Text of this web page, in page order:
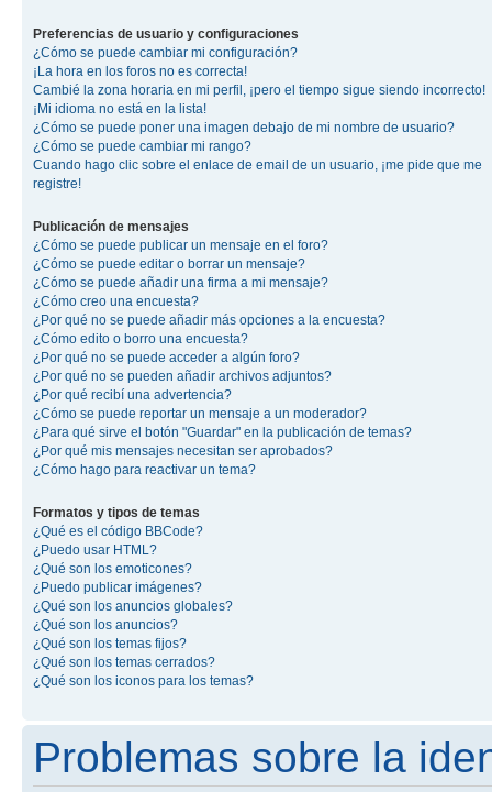
Preferencias de usuario y configuraciones
¿Cómo se puede cambiar mi configuración?
¡La hora en los foros no es correcta!
Cambié la zona horaria en mi perfil, ¡pero el tiempo sigue siendo incorrecto!
¡Mi idioma no está en la lista!
¿Cómo se puede poner una imagen debajo de mi nombre de usuario?
¿Cómo se puede cambiar mi rango?
Cuando hago clic sobre el enlace de email de un usuario, ¡me pide que me
registre!
Publicación de mensajes
¿Cómo se puede publicar un mensaje en el foro?
¿Cómo se puede editar o borrar un mensaje?
¿Cómo se puede añadir una firma a mi mensaje?
¿Cómo creo una encuesta?
¿Por qué no se puede añadir más opciones a la encuesta?
¿Cómo edito o borro una encuesta?
¿Por qué no se puede acceder a algún foro?
¿Por qué no se pueden añadir archivos adjuntos?
¿Por qué recibí una advertencia?
¿Cómo se puede reportar un mensaje a un moderador?
¿Para qué sirve el botón "Guardar" en la publicación de temas?
¿Por qué mis mensajes necesitan ser aprobados?
¿Cómo hago para reactivar un tema?
Formatos y tipos de temas
¿Qué es el código BBCode?
¿Puedo usar HTML?
¿Qué son los emoticones?
¿Puedo publicar imágenes?
¿Qué son los anuncios globales?
¿Qué son los anuncios?
¿Qué son los temas fijos?
¿Qué son los temas cerrados?
¿Qué son los iconos para los temas?
Problemas sobre la